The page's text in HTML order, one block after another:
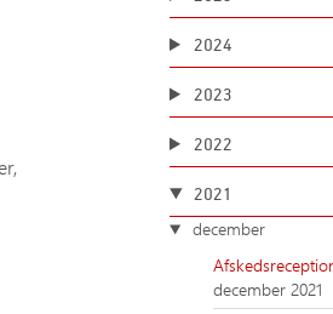
2024
2023
2022
2021
december
december 2021